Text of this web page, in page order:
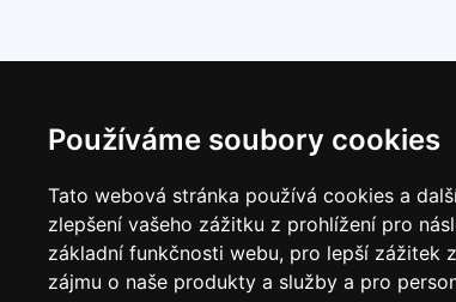
Používáme soubory cookies
Tato webová stránka používá cookies a
zlepšení vašeho zážitku z prohlížení pro
základní funkčnosti webu, pro lepší zážitek
zájmu o naše produkty a služby a pro
Reklamni-cukrovinky.cz Papirove-